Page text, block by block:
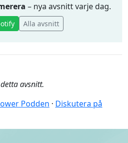
– nya avsnitt varje dag.
Alla avsnitt
avsnitt.
Podden · Diskutera på